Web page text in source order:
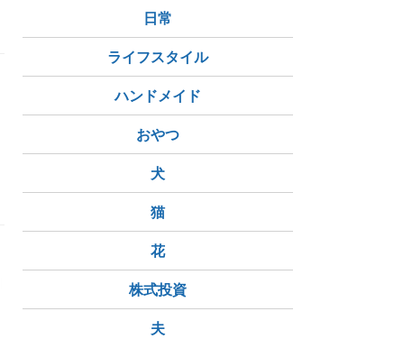
日常
ライフスタイル
ハンドメイド
おやつ
犬
猫
花
株式投資
夫